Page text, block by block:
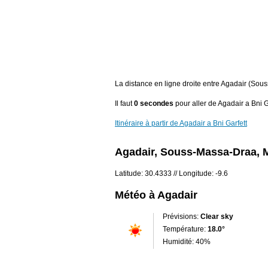
La distance en ligne droite entre Agadair
Il faut0 secondes pour aller de Agadair a Bni
Itinéraire à partir de Agadair a Bni Garfett
Agadair, Souss-Massa-Draa,
Latitude: 30.4333 // Longitude: -9.6
Météo à Agadair
Prévisions: Clear sky
Température: 18.0°
Humidité: 40%